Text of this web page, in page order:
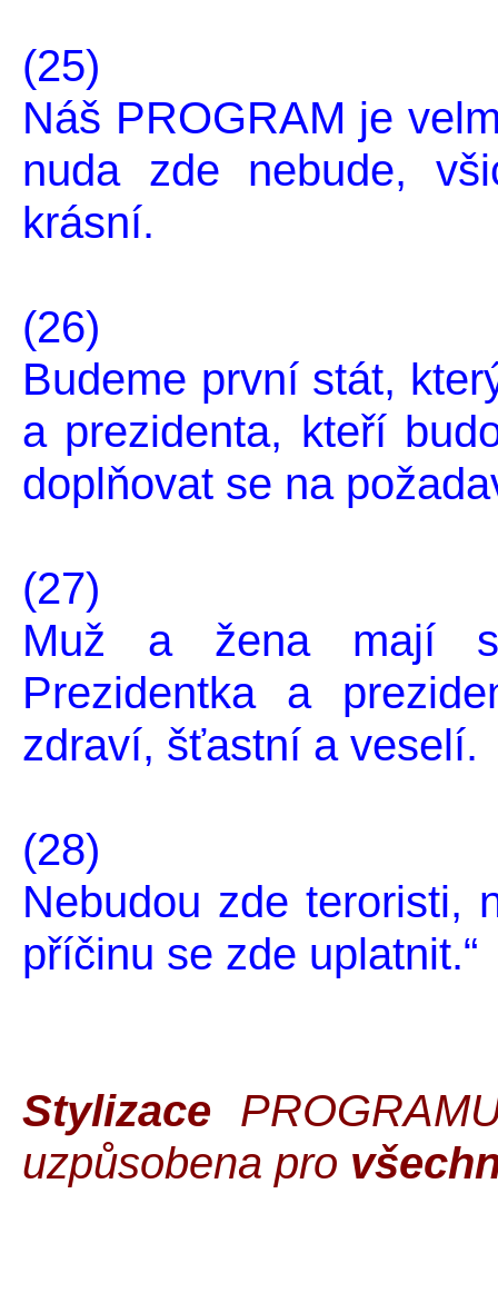
(25)
Náš PROGRAM je
nuda zde nebude,
krásní.
(26)
Budeme první stát,
a prezidenta, kteří
doplňovat se na
(27)
Muž a žena mají
Prezidentka a
zdraví, šťastní a veselí.
(28)
Nebudou zde teroristi,
příčinu se zde uplatnit.“
Stylizace
uzpůsobena pro